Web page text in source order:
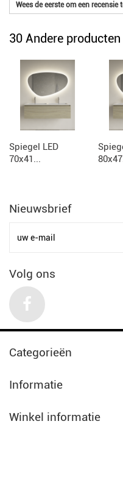
Wees de eerste om een recensie
30 Andere
Spiegel LED
70x41...
Nieuwsbrief
Volg ons
Categorieën
Informatie
Winkel informatie